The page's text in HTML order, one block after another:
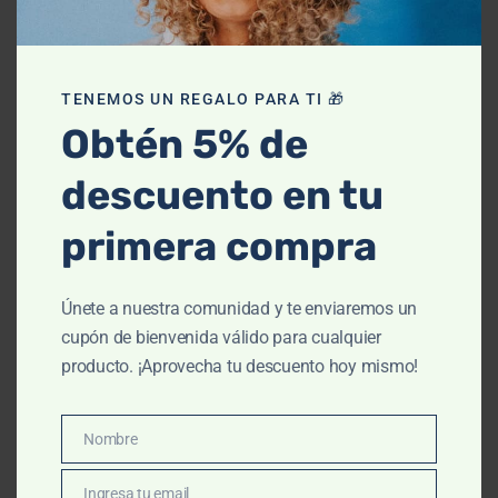
TENEMOS UN REGALO PARA TI 🎁
Obtén 5% de
descuento en tu
primera compra
Únete a nuestra comunidad y te enviaremos un
cupón de bienvenida válido para cualquier
producto. ¡Aprovecha tu descuento hoy mismo!
Nombre
Nombre
Ingresa tu email